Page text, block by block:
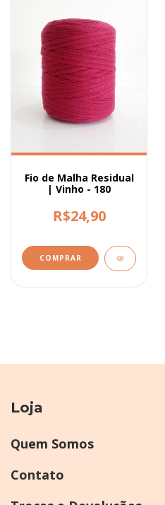
Fio de Malha Residual
| Vinho - 180
R$24,90
Loja
Quem Somos
Contato